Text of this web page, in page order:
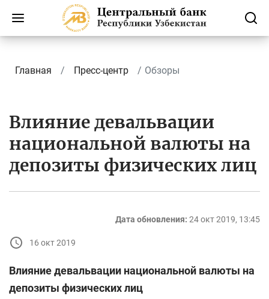
Главная Пресс-центр Обзоры
Влияние девальвации
национальной валюты на
депозиты физических лиц
Дата обновления: 24 окт 2019, 13:45
16 окт 2019
Влияние девальвации национальной валюты на
депозиты физических лиц